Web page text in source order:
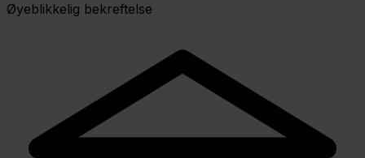
Øyeblikkelig bekreftelse